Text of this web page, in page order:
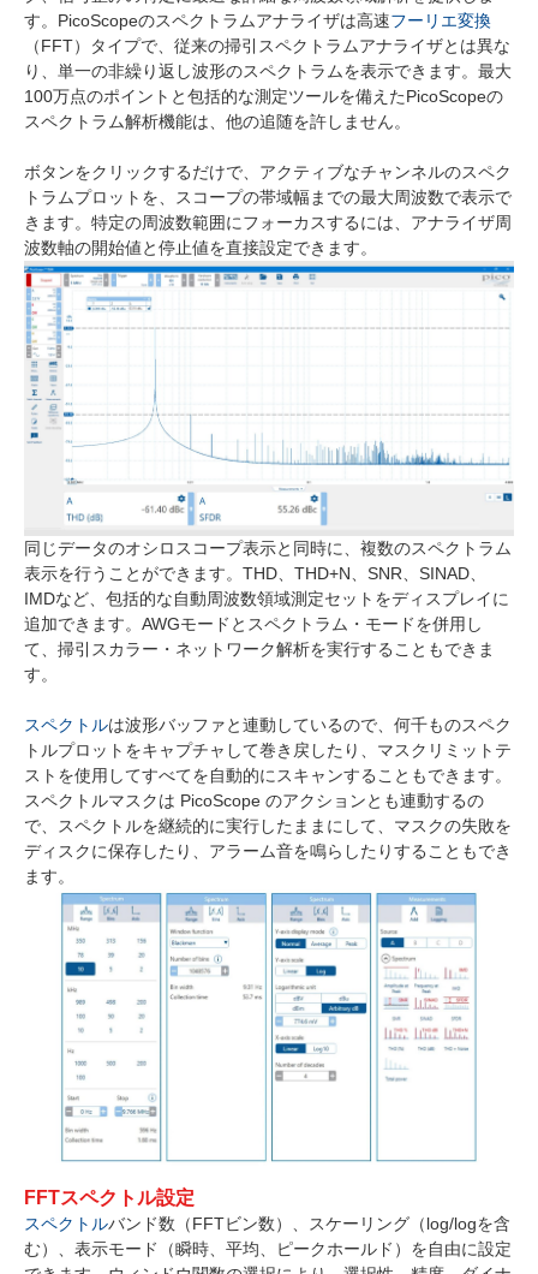
す。PicoScopeのスペクトラムアナライザは高速フーリエ変換
（FFT）タイプで、従来の掃引スペクトラムアナライザとは異な
り、単一の非繰り返し波形のスペクトラムを表示できます。最大
100万点のポイントと包括的な測定ツールを備えたPicoScopeの
スペクトラム解析機能は、他の追随を許しません。
ボタンをクリックするだけで、アクティブなチャンネルのスペク
トラムプロットを、スコープの帯域幅までの最大周波数で表示で
きます。特定の周波数範囲にフォーカスするには、アナライザ周
波数軸の開始値と停止値を直接設定できます。
同じデータのオシロスコープ表示と同時に、複数のスペクトラム
表示を行うことができます。THD、THD+N、SNR、SINAD、
IMDなど、包括的な自動周波数領域測定セットをディスプレイに
追加できます。AWGモードとスペクトラム・モードを併用し
て、掃引スカラー・ネットワーク解析を実行することもできま
す。
スペクトルは波形バッファと連動しているので、何千ものスペク
トルプロットをキャプチャして巻き戻したり、マスクリミットテ
ストを使用してすべてを自動的にスキャンすることもできます。
スペクトルマスクは PicoScope のアクションとも連動するの
で、スペクトルを継続的に実行したままにして、マスクの失敗を
ディスクに保存したり、アラーム音を鳴らしたりすることもでき
ます。
FFTスペクトル設定
スペクトルバンド数（FFTビン数）、スケーリング（log/logを含
む）、表示モード（瞬時、平均、ピークホールド）を自由に設定